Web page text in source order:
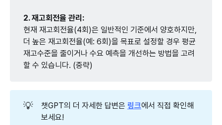
2. 재고회전율 관리:
현재 재고회전율(4회)은 일반적인 기준에서 양호하지만,
더 높은 재고회전율(예: 6회)을 목표로 설정할 경우 평균
재고수준을 줄이거나 수요 예측을 개선하는 방법을 고려
할 수 있습니다. (중략)
💡 챗GPT의 더 자세한 답변은 링크에서 직접 확인해
보세요!